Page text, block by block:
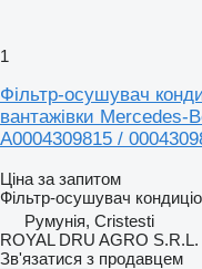
1
Фільтр-осушувач
вантажівки Mercedes-
A0004309815 /
Ціна за запитом
Фільтр-осушувач
Румунія, Cristesti
ROYAL DRU AGRO S.R.L.
Зв'язатися з продавцем